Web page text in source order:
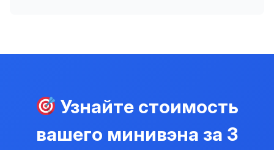
Узнайте стоимость
вашего минивэна за 3